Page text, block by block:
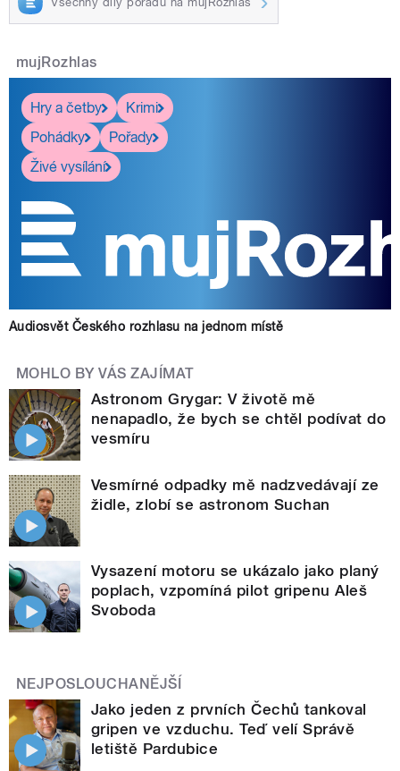
mujRozhlas
Hry a četby
Krimi
Pohádky
Pořady
Živé vysílání
Audiosvět Českého rozhlasu na jednom místě
MOHLO BY VÁS ZAJÍMAT
Astronom Grygar: V životě mě
nenapadlo, že bych se chtěl podívat do
vesmíru
Vesmírné odpadky mě nadzvedávají ze
židle, zlobí se astronom Suchan
Vysazení motoru se ukázalo jako planý
poplach, vzpomíná pilot gripenu Aleš
Svoboda
NEJPOSLOUCHANĚJŠÍ
Jako jeden z prvních Čechů tankoval
gripen ve vzduchu. Teď velí Správě
letiště Pardubice